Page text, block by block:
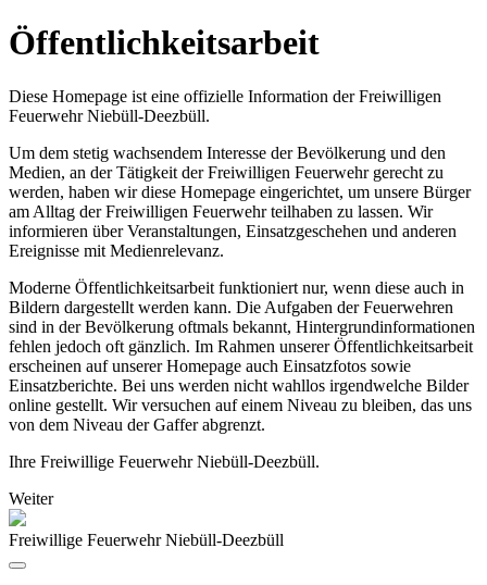
Öffentlichkeitsarbeit
Diese Homepage ist eine offizielle Information der Freiwilligen
Feuerwehr Niebüll-Deezbüll.
Um dem stetig wachsendem Interesse der Bevölkerung und den
Medien, an der Tätigkeit der Freiwilligen Feuerwehr gerecht zu
werden, haben wir diese Homepage eingerichtet, um unsere Bürger
am Alltag der Freiwilligen Feuerwehr teilhaben zu lassen. Wir
informieren über Veranstaltungen, Einsatzgeschehen und anderen
Ereignisse mit Medienrelevanz.
Moderne Öffentlichkeitsarbeit funktioniert nur, wenn diese auch in
Bildern dargestellt werden kann. Die Aufgaben der Feuerwehren
sind in der Bevölkerung oftmals bekannt, Hintergrundinformationen
fehlen jedoch oft gänzlich. Im Rahmen unserer Öffentlichkeitsarbeit
erscheinen auf unserer Homepage auch Einsatzfotos sowie
Einsatzberichte. Bei uns werden nicht wahllos irgendwelche Bilder
online gestellt. Wir versuchen auf einem Niveau zu bleiben, das uns
von dem Niveau der Gaffer abgrenzt.
Ihre Freiwillige Feuerwehr Niebüll-Deezbüll.
Weiter
Freiwillige Feuerwehr Niebüll-Deezbüll